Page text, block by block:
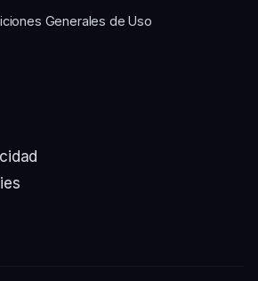
Generales de Uso